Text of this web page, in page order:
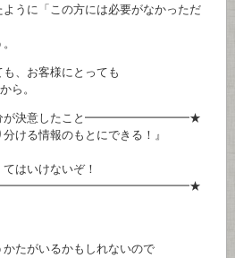
うに「この方には必要がなかっただ
、お客様にとっても
ら。
が決意したこと━━━━━━━━━★
る情報のもとにできる！』
いけないぞ！
たがいるかもしれないので